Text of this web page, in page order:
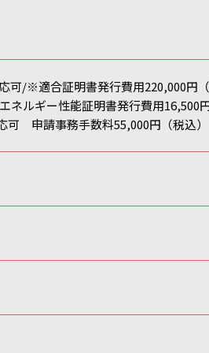
可/※適合証明書発行費用220,000円（
ネルギー性能証明書発行費用16,500円
可 申請事務手数料55,000円（税込）